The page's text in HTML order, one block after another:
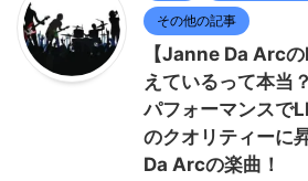
その他の記事
【Janne Da Arc
えているって本当
パフォーマンスで
のクオリティーに
Da Arcの楽曲！